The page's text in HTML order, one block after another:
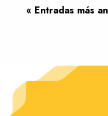
« Entradas más